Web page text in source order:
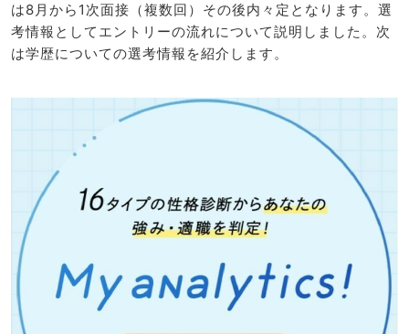
は8月から1次面接（複数回）その後内々定となります。選
考情報としてエントリーの流れについて説明しました。次
は学歴についての選考情報を紹介します。